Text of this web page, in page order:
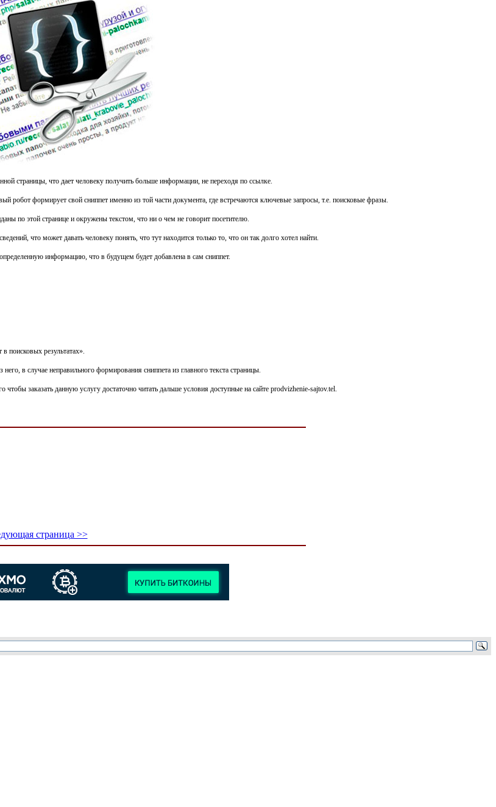
страницы, что дает человеку получить больше информации, не переходя по ссылке.
робот формирует свой сниппет именно из той части документа, где встречаются ключевые запросы, т.е. поисковые фразы.
по этой странице и окружены текстом, что ни о чем не говорит посетителю.
что может давать человеку понять, что тут находится только то, что он так долго хотел найти.
информацию, что в будущем будет добавлена в сам сниппет.
поисковых результатах».
в случае неправильного формирования сниппета из главного текста страницы.
заказать данную услугу достаточно читать дальше условия доступные на сайте prodvizhenie-sajtov.tel.
страница >>